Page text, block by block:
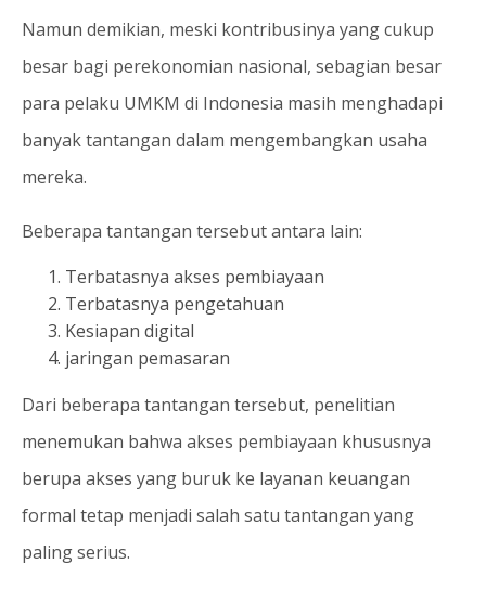
Namun demikian, meski kontribusinya yang cukup
besar bagi perekonomian nasional, sebagian besar
para pelaku UMKM di Indonesia masih menghadapi
banyak tantangan dalam mengembangkan usaha
mereka.
Beberapa tantangan tersebut antara lain:
Terbatasnya akses pembiayaan
Terbatasnya pengetahuan
Kesiapan digital
jaringan pemasaran
Dari beberapa tantangan tersebut, penelitian
menemukan bahwa akses pembiayaan khususnya
berupa akses yang buruk ke layanan keuangan
formal tetap menjadi salah satu tantangan yang
paling serius.